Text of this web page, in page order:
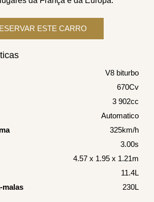
V8 biturbo
670Cv
3 902cc
Automatico
325km/h
3.00s
4.57 x 1.95 x 1.21m
11.4L
malas
230L